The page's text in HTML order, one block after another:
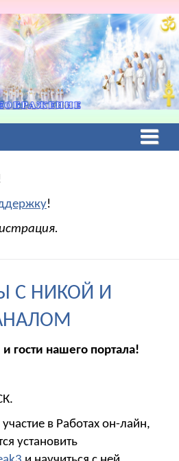
!
С НИКОЙ И
гости нашего портала!
в Работах он-лайн,
установить